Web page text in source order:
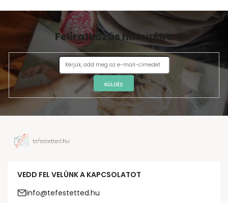
Feliratkozás hírlevélre
KÜLDÉS
VEDD FEL VELÜNK A KAPCSOLATOT
info@tefestetted.hu